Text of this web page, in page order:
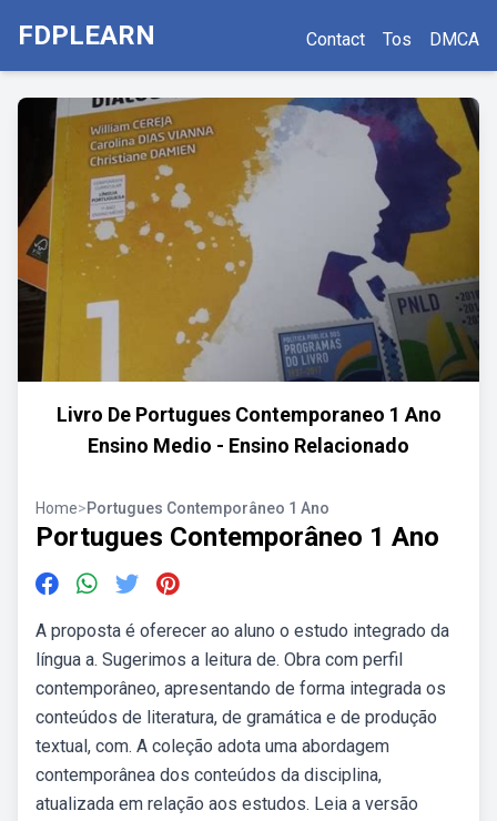
FDPLEARN Contact Tos DMCA
Livro De Portugues Contemporaneo 1 Ano
Ensino Medio - Ensino Relacionado
Home>Portugues Contemporâneo 1 Ano
Portugues Contemporâneo 1 Ano
A proposta é oferecer ao aluno o estudo integrado da
língua a. Sugerimos a leitura de. Obra com perfil
contemporâneo, apresentando de forma integrada os
conteúdos de literatura, de gramática e de produção
textual, com. A coleção adota uma abordagem
contemporânea dos conteúdos da disciplina,
atualizada em relação aos estudos. Leia a versão